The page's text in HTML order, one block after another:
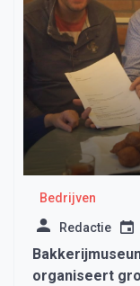
Bedrijven
Redactie
organiseert